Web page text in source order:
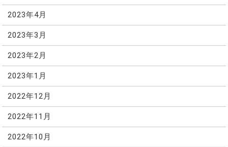
2023年4月
2023年3月
2023年2月
2023年1月
2022年12月
2022年11月
2022年10月